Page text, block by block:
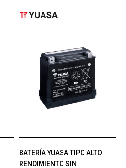
BATERÍA YUASA TIPO ALTO
RENDIMIENTO SIN